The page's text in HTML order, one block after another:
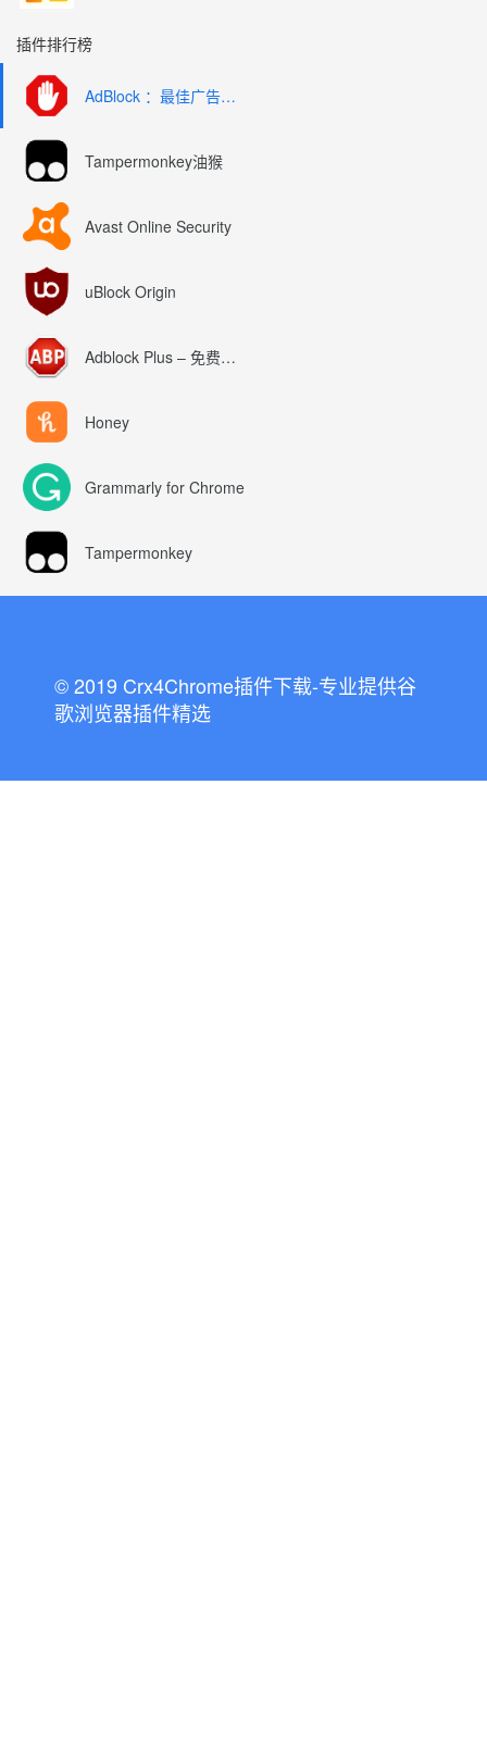
插件排行榜
AdBlock ：最佳广告拦截工具
Tampermonkey油猴
Avast Online Security
uBlock Origin
Adblock Plus – 免费的广告拦截器
Honey
Grammarly for Chrome
Tampermonkey
© 2019 Crx4Chrome插件下载-专业提供谷
歌浏览器插件精选